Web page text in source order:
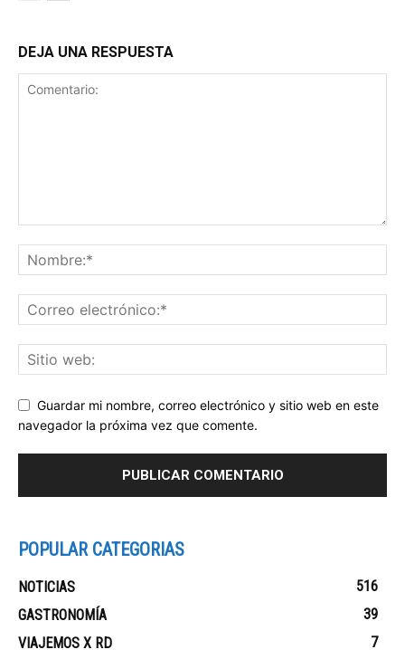
DEJA UNA RESPUESTA
Guardar mi nombre, correo electrónico y sitio web en este
navegador la próxima vez que comente.
POPULAR CATEGORIAS
NOTICIAS
516
GASTRONOMÍA
39
VIAJEMOS X RD
7